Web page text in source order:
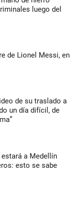
luego del
de Lionel Messi, en
de su traslado a
un día difícil, de
a Medellín
esto se sabe